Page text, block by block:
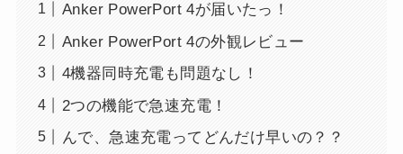
Anker PowerPort 4が届いたっ！
Anker PowerPort 4の外観レビュー
4機器同時充電も問題なし！
2つの機能で急速充電！
んで、急速充電ってどんだけ早いの？？